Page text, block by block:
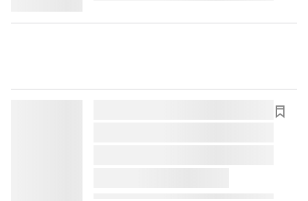
lorem ipsum dolor sit amet ...